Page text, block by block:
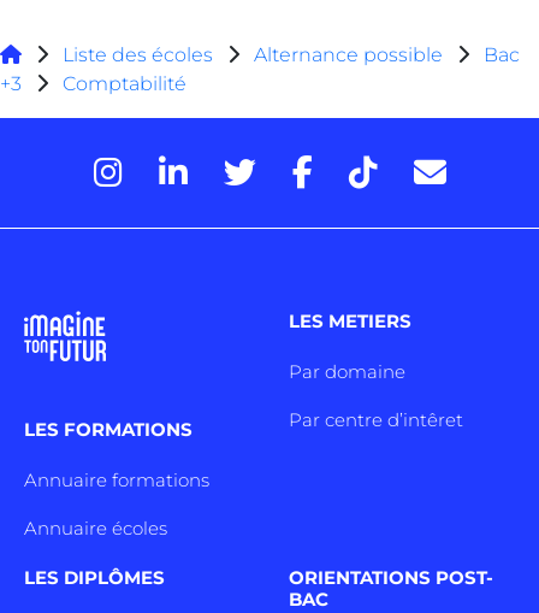
Liste des écoles Alternance possible
Bac
+3
Comptabilité
LES FORMATIONS
Annuaire formations
Annuaire écoles
LES METIERS
Par domaine
Par centre d’intêret
LES DIPLÔMES
ORIENTATIONS POST-
BAC